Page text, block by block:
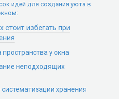
идей для создания уюта в
избегать при
пространства у окна
неподходящих
систематизации хранения